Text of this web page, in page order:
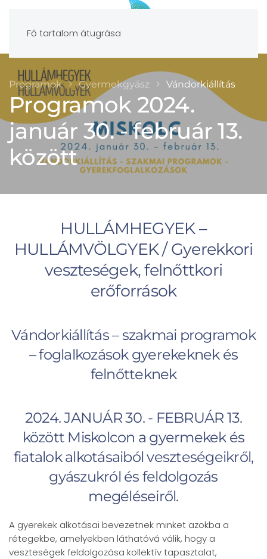
Fő tartalom átugrása
Programok Gyermekgyász Vándorkiállítás
Programok 2024.
január 30. - február 13.
között
HULLÁMHEGYEK –
HULLÁMVÖLGYEK / Gyerekkori
veszteségek, felnőttkori
erőforrások
Vándorkiállítás – szakmai programok
– foglalkozások gyerekeknek és
felnőtteknek
2024. JANUÁR 30. - FEBRUÁR 13.
között Miskolcon a gyermekek és
fiatalok alkotásaiból veszteségeikről,
gyászukról és feldolgozás
megéléseiről.
A gyerekek alkotásai bevezetnek minket azokba a
rétegekbe, amelyekben láthatóvá válik, hogy a
veszteségek feldolgozása kollektív tapasztalat,